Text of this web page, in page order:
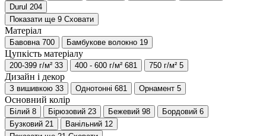
Durul 204
Показати ще 9 Сховати
Матеріал
Бавовна 700 Бамбукове волокно 19
Цупкість матеріалу
200-399 г/м² 33 400 - 600 г/м² 681 750 г/м² 5
Дизайн і декор
З вишивкою 33 Однотонні 681 Орнамент 5
Основний колір
Білий 8 Бірюзовий 23 Бежевий 98 Бордовий 6
Бузковий 21 Ванільний 12